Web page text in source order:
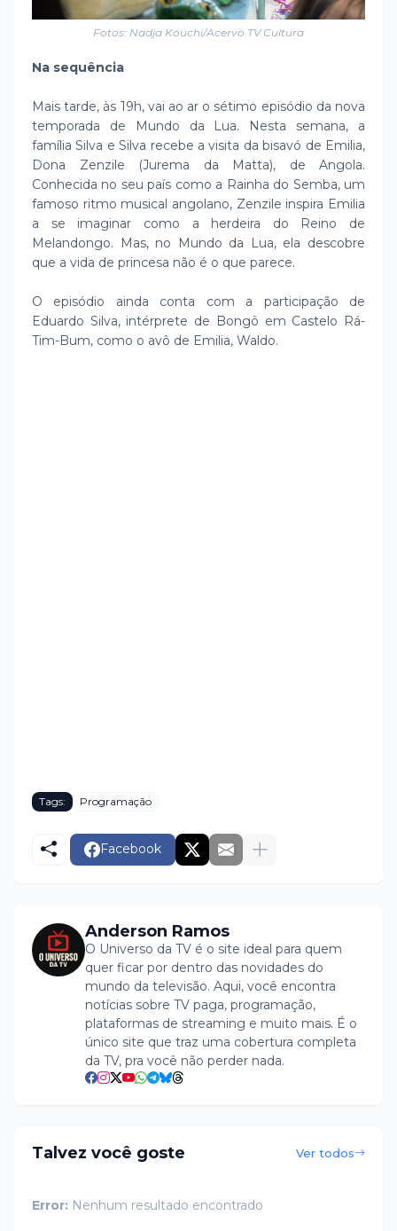
Fotos: Nadja Kouchi/Acervo TV Cultura
Na sequência
Mais tarde, às 19h, vai ao ar o sétimo episódio da nova
temporada de Mundo da Lua. Nesta semana, a
família Silva e Silva recebe a visita da bisavó de Emilia,
Dona Zenzile (Jurema da Matta), de Angola.
Conhecida no seu país como a Rainha do Semba, um
famoso ritmo musical angolano, Zenzile inspira Emilia
a se imaginar como a herdeira do Reino de
Melandongo. Mas, no Mundo da Lua, ela descobre
que a vida de princesa não é o que parece.
O episódio ainda conta com a participação de
Eduardo Silva, intérprete de Bongô em Castelo Rá-
Tim-Bum, como o avô de Emilia, Waldo.
Tags: Programação
Facebook
Anderson Ramos
O Universo da TV é o site ideal para quem
quer ficar por dentro das novidades do
mundo da televisão. Aqui, você encontra
notícias sobre TV paga, programação,
plataformas de streaming e muito mais. É o
único site que traz uma cobertura completa
da TV, pra você não perder nada.
Talvez você goste Ver todos
Error: Nenhum resultado encontrado